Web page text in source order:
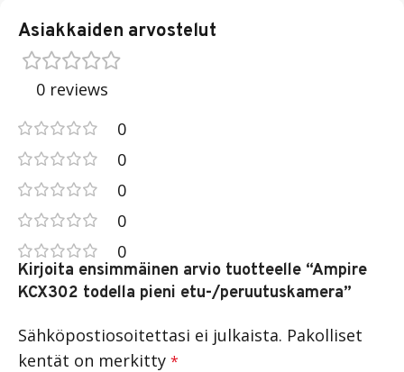
Asiakkaiden arvostelut
0 reviews
0
0
0
0
0
Kirjoita ensimmäinen arvio tuotteelle “Ampire
KCX302 todella pieni etu-/peruutuskamera”
Sähköpostiosoitettasi ei julkaista. Pakolliset
kentät on merkitty *